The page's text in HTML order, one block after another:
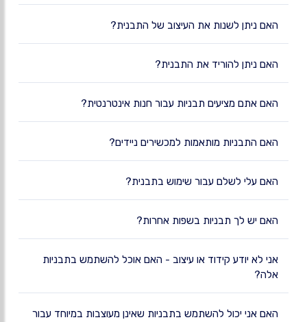
האם ניתן לשנות את העיצוב של התבנית?
האם ניתן להוריד את התבנית?
האם אתם מציעים תבניות עבור חנות אינטרנטית?
האם התבניות מותאמות למכשירים ניידים?
האם עלי לשלם עבור שימוש בתבנית?
האם יש לך תבניות בשפות אחרות?
אני לא יודע קידוד או עיצוב - האם אוכל להשתמש בתבניות
אלה?
האם אני יכול להשתמש בתבניות שאינן מעוצבות במיוחד עבור